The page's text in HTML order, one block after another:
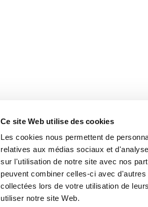
Ce site Web utilise des cookies
Les cookies nous permettent de
relatives aux médias sociaux et
sur l'utilisation de notre site avec nos
peuvent combiner celles-ci avec
collectées lors de votre utilisation de
utiliser notre site Web.